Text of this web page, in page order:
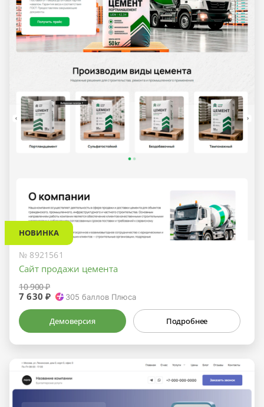
НОВИНКА
№ 8921561
Сайт продажи цемента
10 900 ₽
7 630 ₽ 305 баллов Плюса
Демоверсия Подробнее